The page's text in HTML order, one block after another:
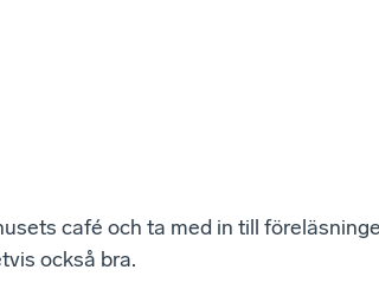
café och ta med in till
också bra.